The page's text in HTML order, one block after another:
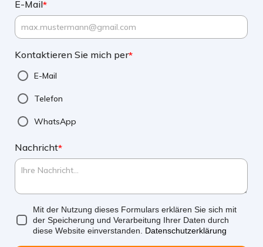
E-Mail*
Kontaktieren Sie mich per*
E-Mail
Telefon
WhatsApp
Nachricht*
Mit der Nutzung dieses Formulars erklären Sie sich mit
der Speicherung und Verarbeitung Ihrer Daten durch
diese Website einverstanden. Datenschutzerklärung